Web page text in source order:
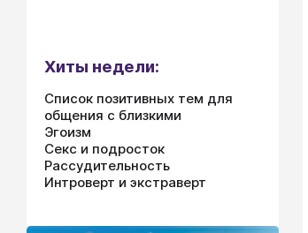
Хиты недели:
Список позитивных тем для
общения с близкими
Эгоизм
Секс и подросток
Рассудительность
Интроверт и экстраверт